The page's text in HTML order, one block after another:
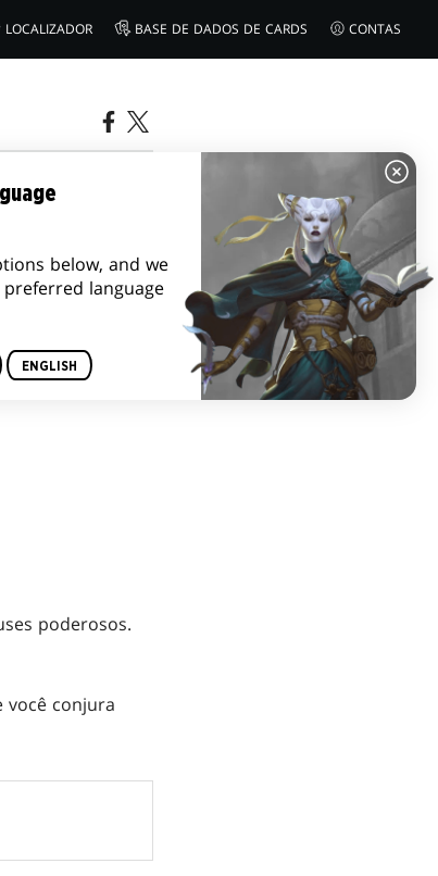
LOCALIZADOR BASE DE DADOS DE CARDS CONTAS
poderosos.
você conjura
below, and we
language
ENGLISH